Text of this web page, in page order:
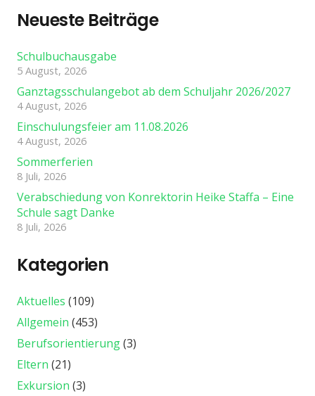
Neueste Beiträge
Schulbuchausgabe
5 August, 2026
Ganztagsschulangebot ab dem Schuljahr 2026/2027
4 August, 2026
Einschulungsfeier am 11.08.2026
4 August, 2026
Sommerferien
8 Juli, 2026
Verabschiedung von Konrektorin Heike Staffa – Eine
Schule sagt Danke
8 Juli, 2026
Kategorien
Aktuelles (109)
Allgemein (453)
Berufsorientierung(3)
Eltern (21)
Exkursion (3)